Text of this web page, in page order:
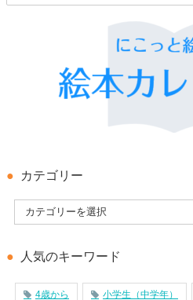
カテゴリー
人気のキーワード
4歳から 小学生（中学年）